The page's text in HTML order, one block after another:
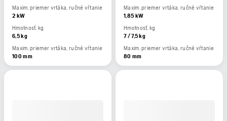
Maxim. priemer vrtáka, ručné vŕtanie
2 kW
Hmotnosť, kg
6,5 kg
Maxim. priemer vrtáka, ručné vŕtanie
100 mm
Maxim. priemer vrtáka, ručné vŕtanie
1,85 kW
Hmotnosť, kg
7 / 7,5 kg
Maxim. priemer vrtáka, ručné vŕtanie
80 mm